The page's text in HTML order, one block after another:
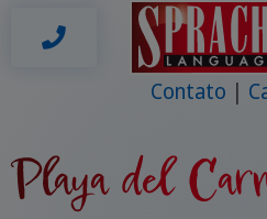
Contato
Playa del